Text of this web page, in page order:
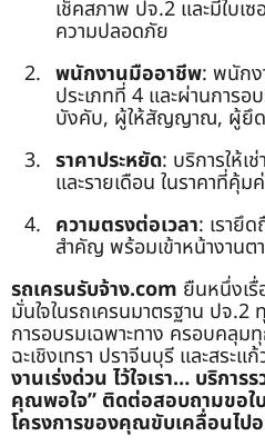
เช็คสภาพ ปจ.2 และมีใบเ
ความปลอดภัย
พนักงานมืออาชีพ: พนัก
ประเภทที่ 4 และผ่านการ
บังคับ, ผู้ให้สัญญาณ, ผู้ยึด
ราคาประหยัด: บริการให้เ
และรายเดือน ในราคาที่คุ้ม
ความตรงต่อเวลา: เรายึ
สำคัญ พร้อมเข้าหน้างานต
รถเครนรับจ้าง.com ยืนหนึ่งเรื่
มั่นใจในรถเครนมาตรฐาน ปจ
การอบรมเฉพาะทาง ครอบคลุ
ฉะเชิงเทรา ปราจีนบุรี และสระแก้
งานเร่งด่วน ไว้ใจเรา… บริการ
คุณพอใจ” ติดต่อสอบถามขอใ
โครงการของคุณขับเคลื่อนไป